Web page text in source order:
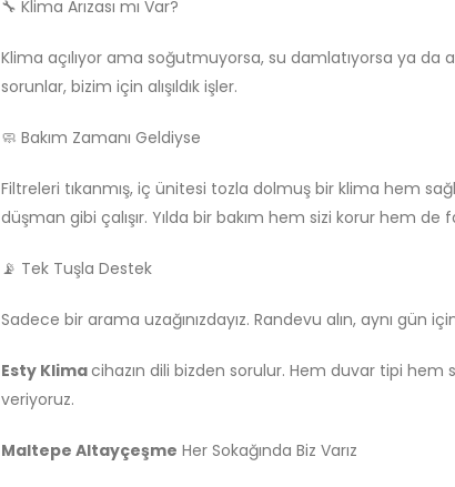
🔧 Klima Arızası mı Var?
Klima açılıyor ama soğutmuyorsa, su damlatıyorsa ya da
sorunlar, bizim için alışıldık işler.
🧼 Bakım Zamanı Geldiyse
Filtreleri tıkanmış, iç ünitesi tozla dolmuş bir klima hem
düşman gibi çalışır. Yılda bir bakım hem sizi korur hem de
📡 Tek Tuşla Destek
Sadece bir arama uzağınızdayız. Randevu alın, aynı gün
Esty Klimacihazın dili bizden sorulur. Hem duvar tipi
veriyoruz.
Maltepe Altayçeşme Her Sokağında Biz Varız